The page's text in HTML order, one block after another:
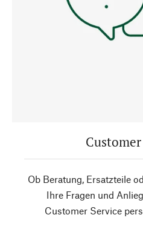
Ob Beratung, Ersatzteile
Ihre Fragen und
Customer Service